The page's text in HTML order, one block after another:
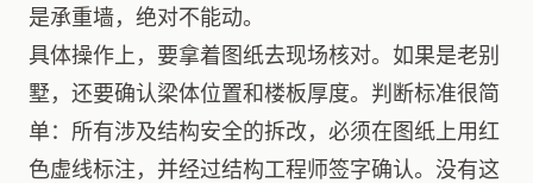
是承重墙，绝对不能动。
具体操作上，要拿着图纸去现场核对。如果是老别
墅，还要确认梁体位置和楼板厚度。判断标准很简
单：所有涉及结构安全的拆改，必须在图纸上用红
色虚线标注，并经过结构工程师签字确认。没有这